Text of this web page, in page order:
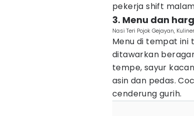
pekerja shift
3. Menu dan
Nasi Teri Pojok Gejayan,
Menu di tempat ini
ditawarkan
tempe, sayur
asin dan pedas.
cenderung gurih.